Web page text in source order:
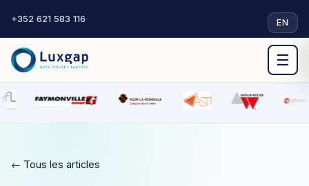
+352 621 583 116· EN
☰
← Tous les articles